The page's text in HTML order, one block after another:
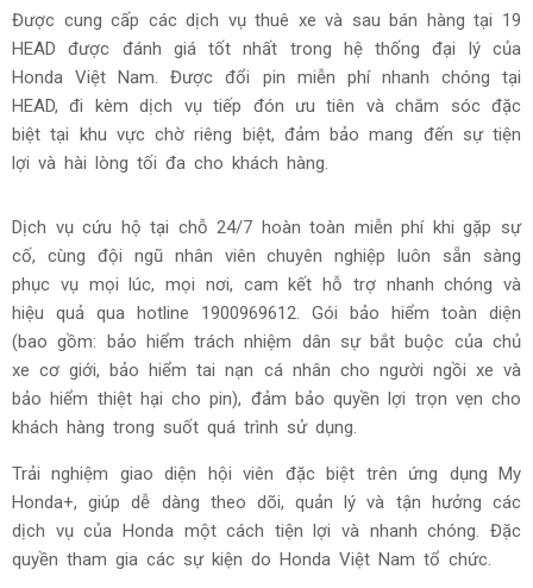
Được cung cấp các dịch vụ thuê xe và sau bán hàng tại 19
HEAD được đánh giá tốt nhất trong hệ thống đại lý của
Honda Việt Nam. Được đổi pin miễn phí nhanh chóng tại
HEAD, đi kèm dịch vụ tiếp đón ưu tiên và chăm sóc đặc
biệt tại khu vực chờ riêng biệt, đảm bảo mang đến sự tiện
lợi và hài lòng tối đa cho khách hàng.
Dịch vụ cứu hộ tại chỗ 24/7 hoàn toàn miễn phí khi gặp sự
cố, cùng đội ngũ nhân viên chuyên nghiệp luôn sẵn sàng
phục vụ mọi lúc, mọi nơi, cam kết hỗ trợ nhanh chóng và
hiệu quả qua hotline 1900969612. Gói bảo hiểm toàn diện
(bao gồm: bảo hiểm trách nhiệm dân sự bắt buộc của chủ
xe cơ giới, bảo hiểm tai nạn cá nhân cho người ngồi xe và
bảo hiểm thiệt hại cho pin), đảm bảo quyền lợi trọn vẹn cho
khách hàng trong suốt quá trình sử dụng.
Trải nghiệm giao diện hội viên đặc biệt trên ứng dụng My
Honda+, giúp dễ dàng theo dõi, quản lý và tận hưởng các
dịch vụ của Honda một cách tiện lợi và nhanh chóng. Đặc
quyền tham gia các sự kiện do Honda Việt Nam tổ chức.